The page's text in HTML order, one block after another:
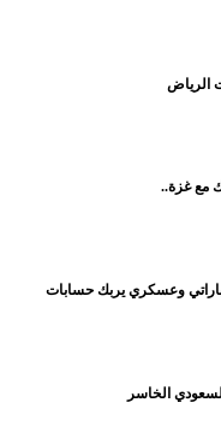
الرياض
مع غزة..
وعسكري يربك حسابات
الخاسر